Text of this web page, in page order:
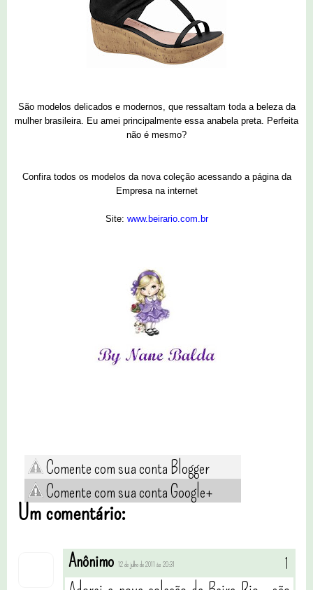
São modelos delicados e modernos, que ressaltam toda a beleza da
mulher brasileira. Eu amei principalmente essa anabela preta. Perfeita
não é mesmo?
Confira todos os modelos da nova coleção acessando a página da
Empresa na internet
Site: www.beirario.com.br
Comente com sua conta Blogger
Comente com sua conta Google+
Um comentário:
Anônimo 12 de julho de 2011 às 20:31